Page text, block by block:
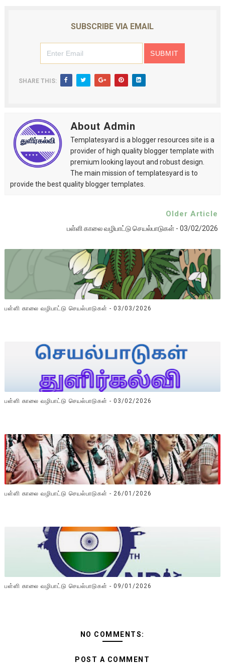
SUBSCRIBE VIA EMAIL
SHARE THIS:
About Admin
Templatesyard is a blogger resources site is a
provider of high quality blogger template with
premium looking layout and robust design.
The main mission of templatesyard is to
provide the best quality blogger templates.
Older Article
பள்ளி காலை வழிபாட்டு செயல்பாடுகள் - 03/02/2026
பள்ளி காலை வழிபாட்டு செயல்பாடுகள் - 03/03/2026
பள்ளி காலை வழிபாட்டு செயல்பாடுகள் - 03/02/2026
பள்ளி காலை வழிபாட்டு செயல்பாடுகள் - 26/01/2026
பள்ளி காலை வழிபாட்டு செயல்பாடுகள் - 09/01/2026
NO COMMENTS:
POST A COMMENT